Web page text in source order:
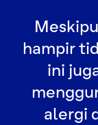
hampir
ini
alergi